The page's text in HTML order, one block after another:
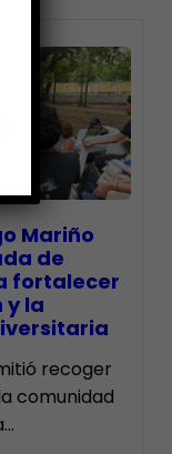
Mariño
de
fortalecer
y la
recoger
comunidad